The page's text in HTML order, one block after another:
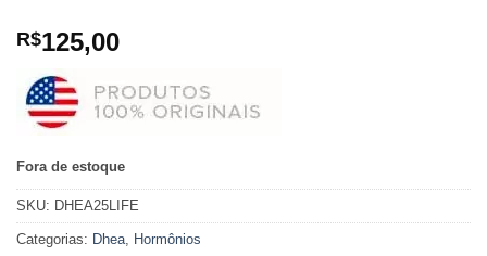
R$125,00
Fora de estoque
SKU: DHEA25LIFE
Categorias: Dhea, Hormônios